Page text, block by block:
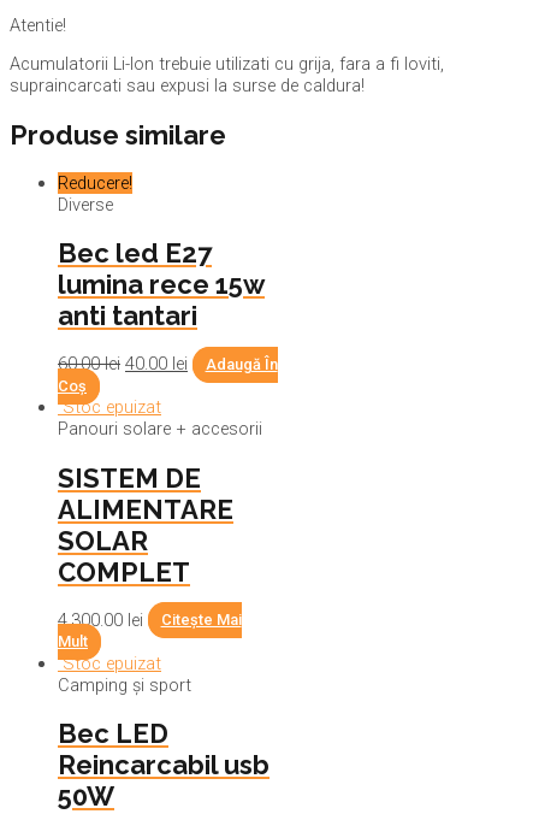
Atentie!
Acumulatorii Li-Ion trebuie utilizati cu grija, fara a fi loviti,
supraincarcati sau expusi la surse de caldura!
Produse similare
Reducere!
Diverse
Bec led E27
lumina rece 15w
anti tantari
60.00lei 40.00 lei
Adaugă În
Coș
Stoc epuizat
Panouri solare + accesorii
SISTEM DE
ALIMENTARE
SOLAR
COMPLET
4,300.00 lei
Citește Mai
Mult
Stoc epuizat
Camping și sport
Bec LED
Reincarcabil usb
50W